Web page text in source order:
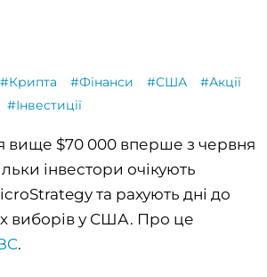
#Крипта #Фінанси #США
#Акції
#Інвестиції
вище $70 000 вперше з червня
інвестори очікують
та рахують дні до
виборів у США. Про це
.